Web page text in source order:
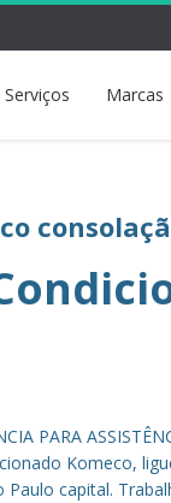
Serviços Marcas
PARA
Komeco,
capital.